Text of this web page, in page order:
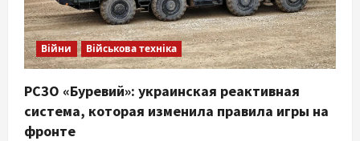
Війни Військова техніка
РСЗО «Буревий»: украинская реактивная
система, которая изменила правила игры на
фронте